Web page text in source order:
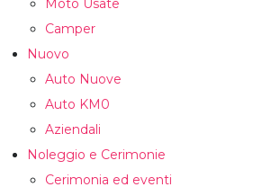
Moto Usate
Camper
Nuovo
Auto Nuove
Auto KM0
Aziendali
Noleggio e Cerimonie
Cerimonia ed eventi